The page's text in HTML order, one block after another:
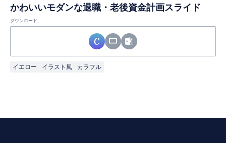
かわいいモダンな退職・老後資金計画スライド
ダウンロード
イエロー イラスト風 カラフル